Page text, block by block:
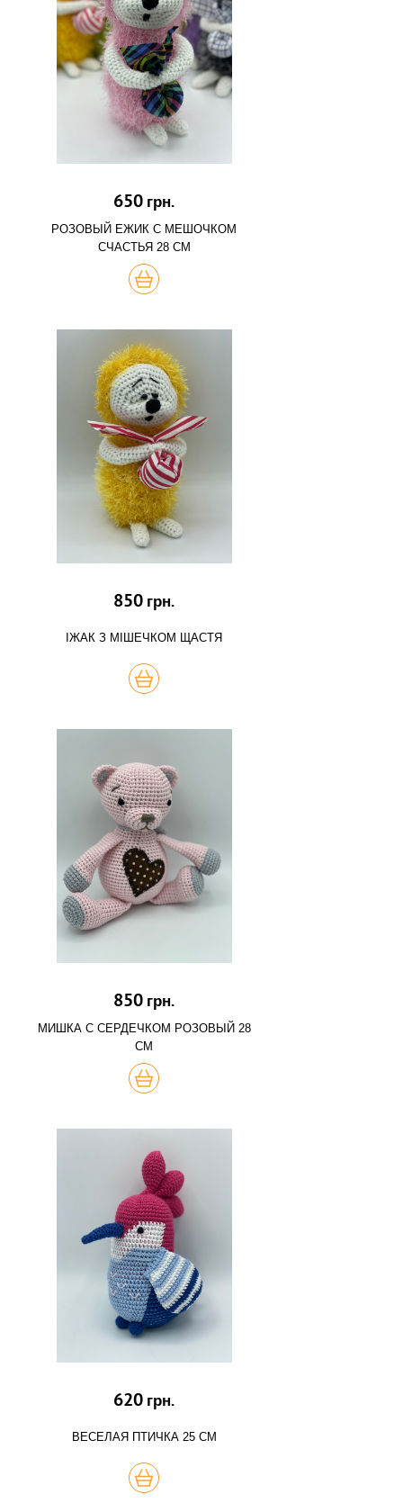
650 грн.
РОЗОВЫЙ ЕЖИК С МЕШОЧКОМ
СЧАСТЬЯ 28 СМ
КУПИТЬ
850 грн.
ІЖАК З МІШЕЧКОМ ЩАСТЯ
КУПИТЬ
850 грн.
МИШКА С СЕРДЕЧКОМ РОЗОВЫЙ 28
СМ
КУПИТЬ
620 грн.
ВЕСЕЛАЯ ПТИЧКА 25 СМ
КУПИТЬ